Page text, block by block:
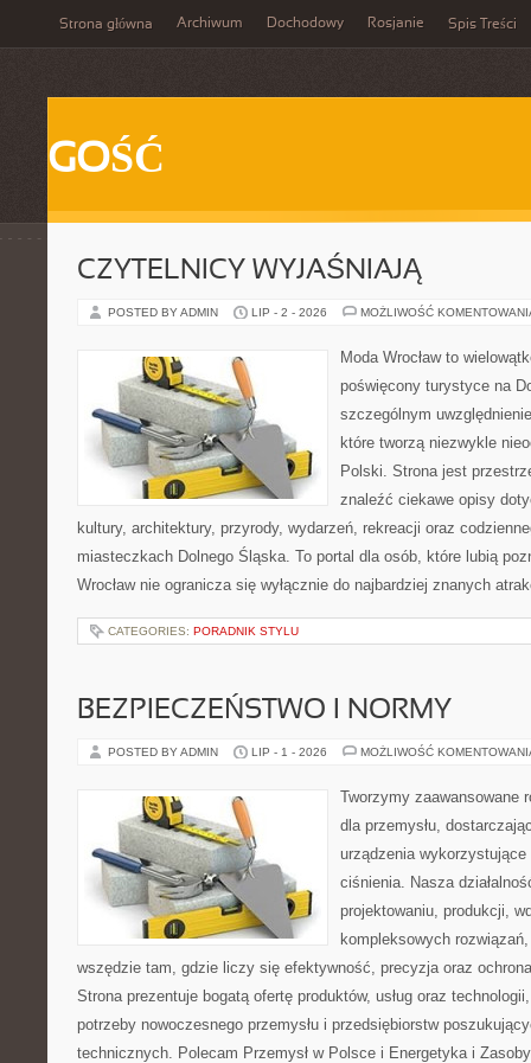
Strona główna Archiwum Dochodowy Rosjanie Spis Treści
GOŚĆ
CZYTELNICY WYJAŚNIAJĄ
POSTED BY ADMIN LIP - 2 - 2026 MOŻLIWOŚĆ
Moda Wrocław to
poświęcony turystyce na
szczególnym
które tworzą niezwykle
Polski. Strona jest
znaleźć ciekawe opisy
kultury, architektury, przyrody, wydarzeń, rekreacji oraz
miasteczkach Dolnego Śląska. To portal dla osób, które lubią
Wrocław nie ogranicza się wyłącznie do najbardziej znanych
CATEGORIES: PORADNIK STYLU
BEZPIECZEŃSTWO I NORMY
POSTED BY ADMIN LIP - 1 - 2026 MOŻLIWOŚĆ
Tworzymy zaawansowane
dla przemysłu,
urządzenia
ciśnienia. Nasza
projektowaniu, produkcji,
kompleksowych
wszędzie tam, gdzie liczy się efektywność, precyzja oraz
Strona prezentuje bogatą ofertę produktów, usług oraz
potrzeby nowoczesnego przemysłu i przedsiębiorstw
technicznych. Polecam Przemysł w Polsce i Energetyka i